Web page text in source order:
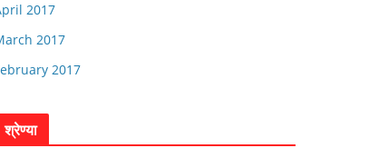
2017
2017
2017
श्रेण्या